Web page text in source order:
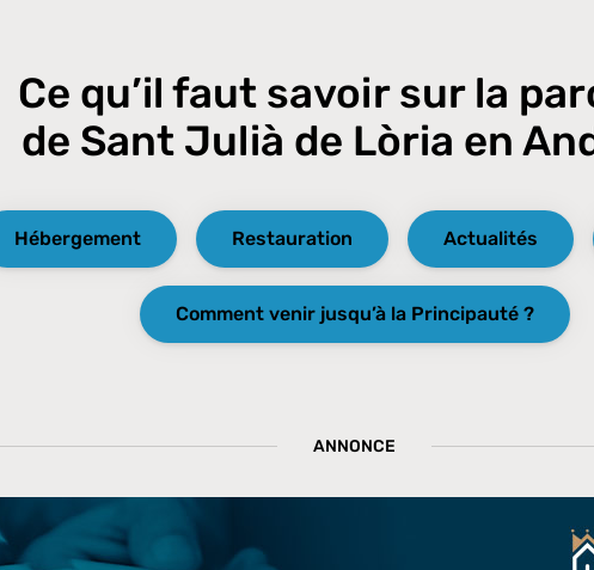
Ce qu’il faut savoir sur la
de Sant Julià de Lòria en
Hébergement Restauration Actualités
Comment venir jusqu’à la Principauté ?
ANNONCE